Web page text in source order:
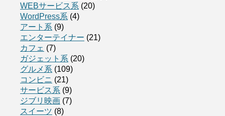
WEBサービス系 (20)
WordPress系 (4)
アート系 (9)
エンターテイナー (21)
カフェ (7)
ガジェット系 (20)
グルメ系 (109)
コンビニ (21)
サービス系 (9)
ジブリ映画 (7)
スイーツ (8)